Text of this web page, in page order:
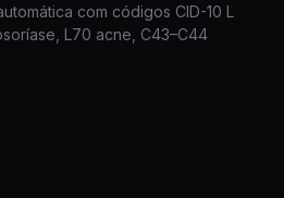
com códigos CID-10 L
L70 acne, C43–C44